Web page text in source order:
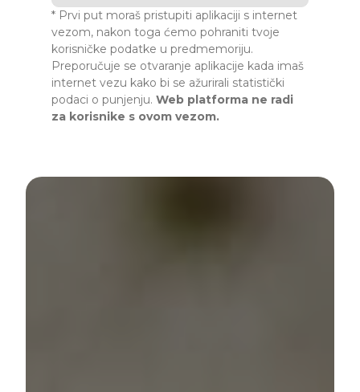
* Prvi put moraš pristupiti aplikaciji s internet
vezom, nakon toga ćemo pohraniti tvoje
korisničke podatke u predmemoriju.
Preporučuje se otvaranje aplikacije kada imaš
internet vezu kako bi se ažurirali statistički
podaci o punjenju. Web platforma ne radi
za korisnike s ovom vezom.